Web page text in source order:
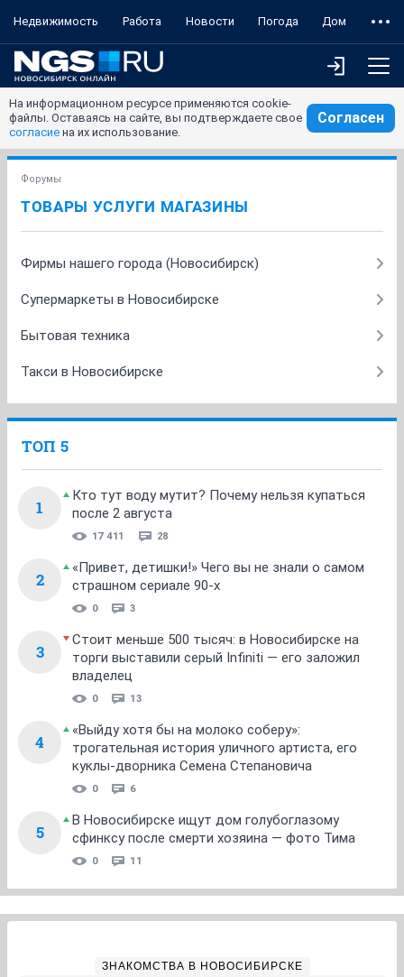
Недвижимость Работа Новости Погода Дом
На информационном ресурсе применяются cookie-
файлы. Оставаясь на сайте, вы подтверждаете свое
согласие на их использование.
Согласен
Форумы
ТОВАРЫ УСЛУГИ МАГАЗИНЫ
Фирмы нашего города (Новосибирск)
Супермаркеты в Новосибирске
Бытовая техника
Такси в Новосибирске
ТОП 5
1
Кто тут воду мутит? Почему нельзя купаться
после 2 августа
17 411 28
2
«Привет, детишки!» Чего вы не знали о самом
страшном сериале 90-х
0 3
3
Стоит меньше 500 тысяч: в Новосибирске на
торги выставили серый Infiniti — его заложил
владелец
0 13
4
«Выйду хотя бы на молоко соберу»:
трогательная история уличного артиста, его
куклы-дворника Семена Степановича
0 6
5
В Новосибирске ищут дом голубоглазому
сфинксу после смерти хозяина — фото Тима
0 11
ЗНАКОМСТВА В НОВОСИБИРСКЕ